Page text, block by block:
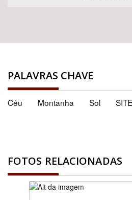
PALAVRAS CHAVE
Céu Montanha Sol
FOTOS RELACIONADAS